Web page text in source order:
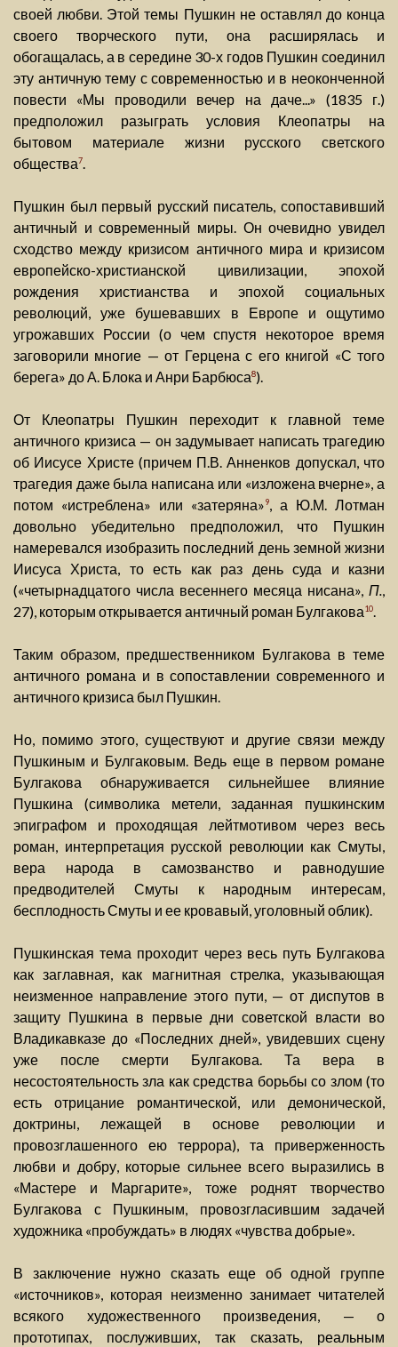
своей любви. Этой темы Пушкин не оставлял до конца
своего творческого пути, она расширялась и
обогащалась, а в середине 30-х годов Пушкин соединил
эту античную тему с современностью и в неоконченной
повести «Мы проводили вечер на даче...» (1835 г.)
предположил разыграть условия Клеопатры на
бытовом материале жизни русского светского
общества7.
Пушкин был первый русский писатель, сопоставивший
античный и современный миры. Он очевидно увидел
сходство между кризисом античного мира и кризисом
европейско-христианской цивилизации, эпохой
рождения христианства и эпохой социальных
революций, уже бушевавших в Европе и ощутимо
угрожавших России (о чем спустя некоторое время
заговорили многие — от Герцена с его книгой «С того
берега» до А. Блока и Анри Барбюса8).
От Клеопатры Пушкин переходит к главной теме
античного кризиса — он задумывает написать трагедию
об Иисусе Христе (причем П.В. Анненков допускал, что
трагедия даже была написана или «изложена вчерне», а
потом «истреблена» или «затеряна»9, а Ю.М. Лотман
довольно убедительно предположил, что Пушкин
намеревался изобразить последний день земной жизни
Иисуса Христа, то есть как раз день суда и казни
(«четырнадцатого числа весеннего месяца нисана», П.,
27), которым открывается античный роман Булгакова10.
Таким образом, предшественником Булгакова в теме
античного романа и в сопоставлении современного и
античного кризиса был Пушкин.
Но, помимо этого, существуют и другие связи между
Пушкиным и Булгаковым. Ведь еще в первом романе
Булгакова обнаруживается сильнейшее влияние
Пушкина (символика метели, заданная пушкинским
эпиграфом и проходящая лейтмотивом через весь
роман, интерпретация русской революции как Смуты,
вера народа в самозванство и равнодушие
предводителей Смуты к народным интересам,
бесплодность Смуты и ее кровавый, уголовный облик).
Пушкинская тема проходит через весь путь Булгакова
как заглавная, как магнитная стрелка, указывающая
неизменное направление этого пути, — от диспутов в
защиту Пушкина в первые дни советской власти во
Владикавказе до «Последних дней», увидевших сцену
уже после смерти Булгакова. Та вера в
несостоятельность зла как средства борьбы со злом (то
есть отрицание романтической, или демонической,
доктрины, лежащей в основе революции и
провозглашенного ею террора), та приверженность
любви и добру, которые сильнее всего выразились в
«Мастере и Маргарите», тоже роднят творчество
Булгакова с Пушкиным, провозгласившим задачей
художника «пробуждать» в людях «чувства добрые».
В заключение нужно сказать еще об одной группе
«источников», которая неизменно занимает читателей
всякого художественного произведения, — о
прототипах, послуживших, так сказать, реальным